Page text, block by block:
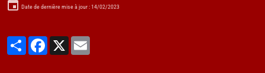
Date de dernière mise à jour : 14/02/2023
Partager Facebook